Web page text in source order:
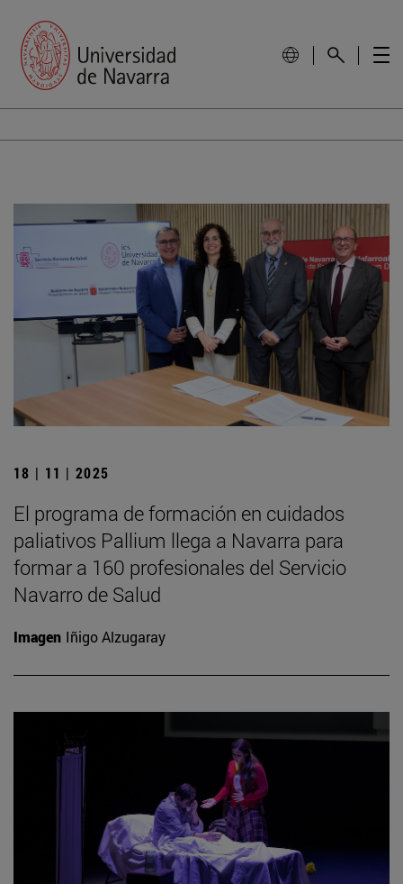
18 | 11 | 2025
El programa de formación en cuidados
paliativos Pallium llega a Navarra para
formar a 160 profesionales del Servicio
Navarro de Salud
Imagen Iñigo Alzugaray